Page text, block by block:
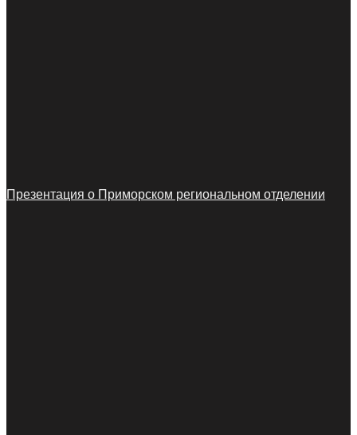
Презентация о Приморском региональном отделении